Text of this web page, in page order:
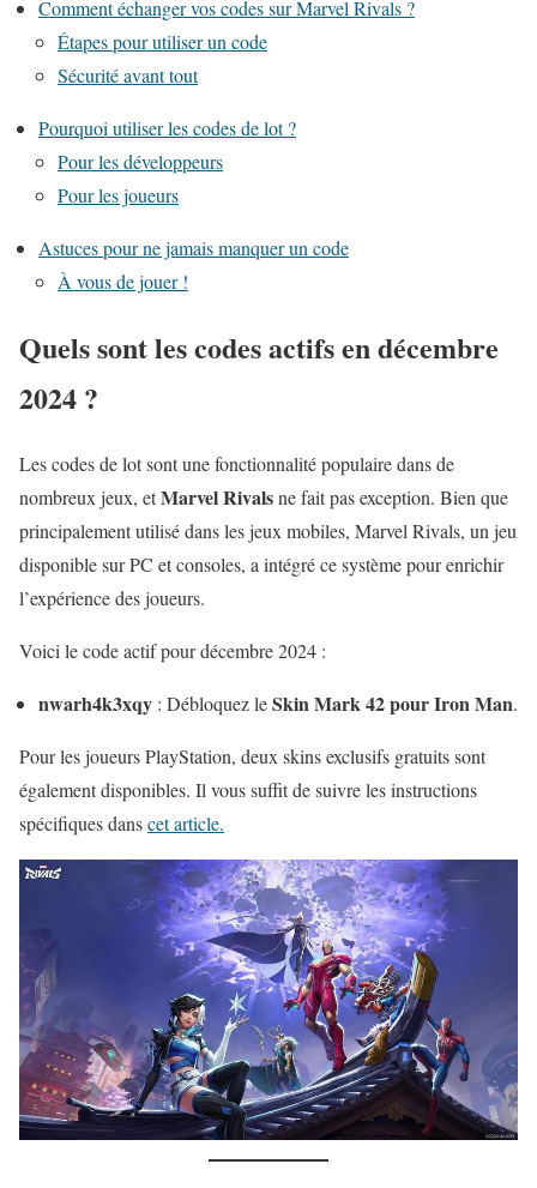
Comment échanger vos codes sur Marvel Rivals ?
Étapes pour utiliser un code
Sécurité avant tout
Pourquoi utiliser les codes de lot ?
Pour les développeurs
Pour les joueurs
Astuces pour ne jamais manquer un code
À vous de jouer !
Quels sont les codes actifs en décembre
2024 ?
Les codes de lot sont une fonctionnalité populaire dans de
nombreux jeux, etMarvel Rivalsne fait pas exception. Bien que
principalement utilisé dans les jeux mobiles, Marvel Rivals, un jeu
disponible sur PC et consoles, a intégré ce système pour enrichir
l’expérience des joueurs.
Voici le code actif pour décembre 2024 :
nwarh4k3xqy : Débloquez leSkin Mark 42 pour Iron Man.
Pour les joueurs PlayStation, deux skins exclusifs gratuits sont
également disponibles. Il vous suffit de suivre les instructions
spécifiques danscet article.